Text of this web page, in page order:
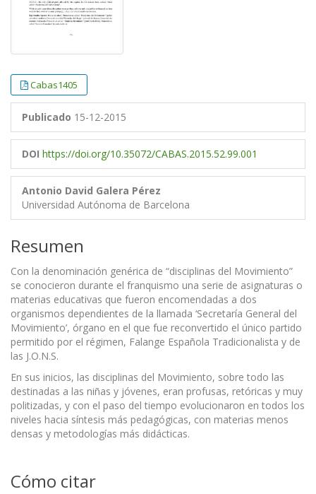
Cabas1405
Publicado 15-12-2015
DOI https://doi.org/10.35072/CABAS.2015.52.99.001
Antonio David Galera Pérez
Universidad Autónoma de Barcelona
Resumen
Con la denominación genérica de “disciplinas del Movimiento”
se conocieron durante el franquismo una serie de asignaturas o
materias educativas que fueron encomendadas a dos
organismos dependientes de la llamada ‘Secretaría General del
Movimiento’, órgano en el que fue reconvertido el único partido
permitido por el régimen, Falange Española Tradicionalista y de
las J.O.N.S.
En sus inicios, las disciplinas del Movimiento, sobre todo las
destinadas a las niñas y jóvenes, eran profusas, retóricas y muy
politizadas, y con el paso del tiempo evolucionaron en todos los
niveles hacia síntesis más pedagógicas, con materias menos
densas y metodologías más didácticas.
Cómo citar